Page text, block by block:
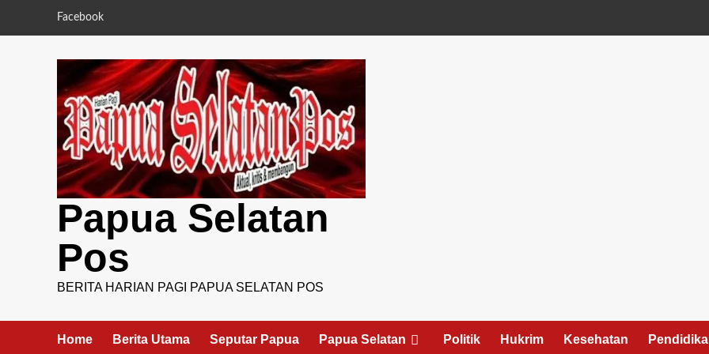
Facebook
Papua Selatan
Pos
BERITA HARIAN PAGI PAPUA SELATAN POS
Home Berita Utama Seputar Papua Papua Selatan Politik Hukrim Kesehatan